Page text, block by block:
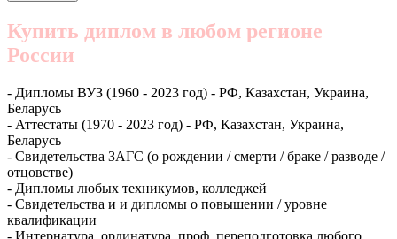
Купить диплом в любом регионе
России
- Дипломы ВУЗ (1960 - 2023 год) - РФ, Казахстан, Украина,
Беларусь
- Аттестаты (1970 - 2023 год) - РФ, Казахстан, Украина,
Беларусь
- Свидетельства ЗАГС (о рождении / смерти / браке / разводе /
отцовстве)
- Дипломы любых техникумов, колледжей
- Свидетельства и и дипломы о повышении / уровне
квалификации
- Интернатура, ординатура, проф. переподготовка любого